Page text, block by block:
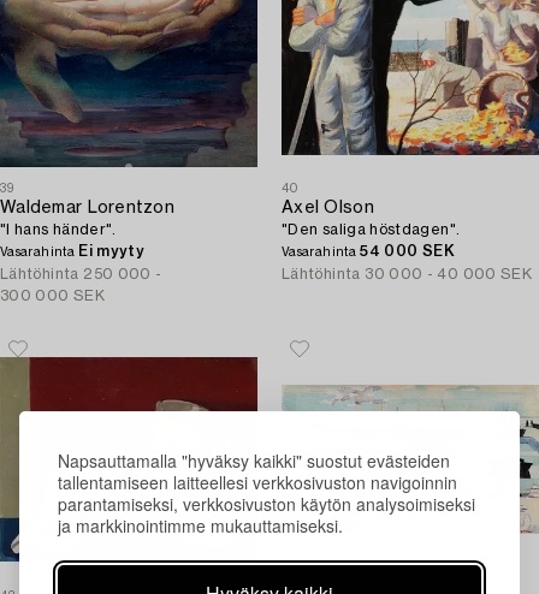
Napsauttamalla "hyväksy kaikki" suostut evästeiden
tallentamiseen laitteellesi verkkosivuston navigoinnin
parantamiseksi, verkkosivuston käytön analysoimiseksi
ja markkinointimme mukauttamiseksi.
39
Waldemar Lorentzon
"I hans händer".
Vasarahinta Ei myyty
Lähtöhinta 250 000 -
300 000 SEK
40
Axel Olson
"Den saliga höstdagen".
Vasarahinta54 000 SEK
Lähtöhinta 30 000 - 40 000 SEK